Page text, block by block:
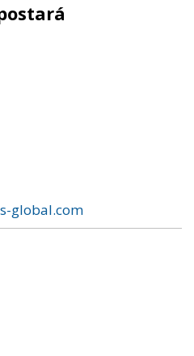
global.com